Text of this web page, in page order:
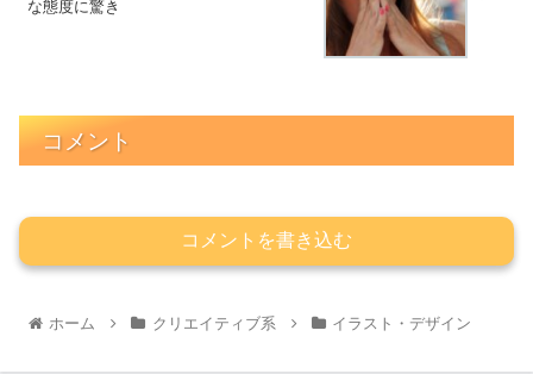
な態度に驚き
コメント
コメントを書き込む
ホーム クリエイティブ系 イラスト・デザイン